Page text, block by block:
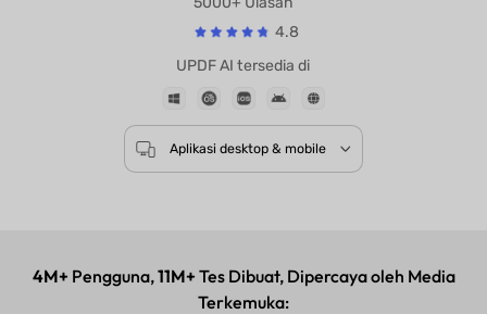
Didukung oleh
GPT-5 |
DeepSeek R1
5000+ Ulasan
UPDF AI tersedia di
Aplikasi desktop & mobile
4M+ Pengguna,11M+ Tes Dibuat, Dipercaya oleh Media
Terkemuka: